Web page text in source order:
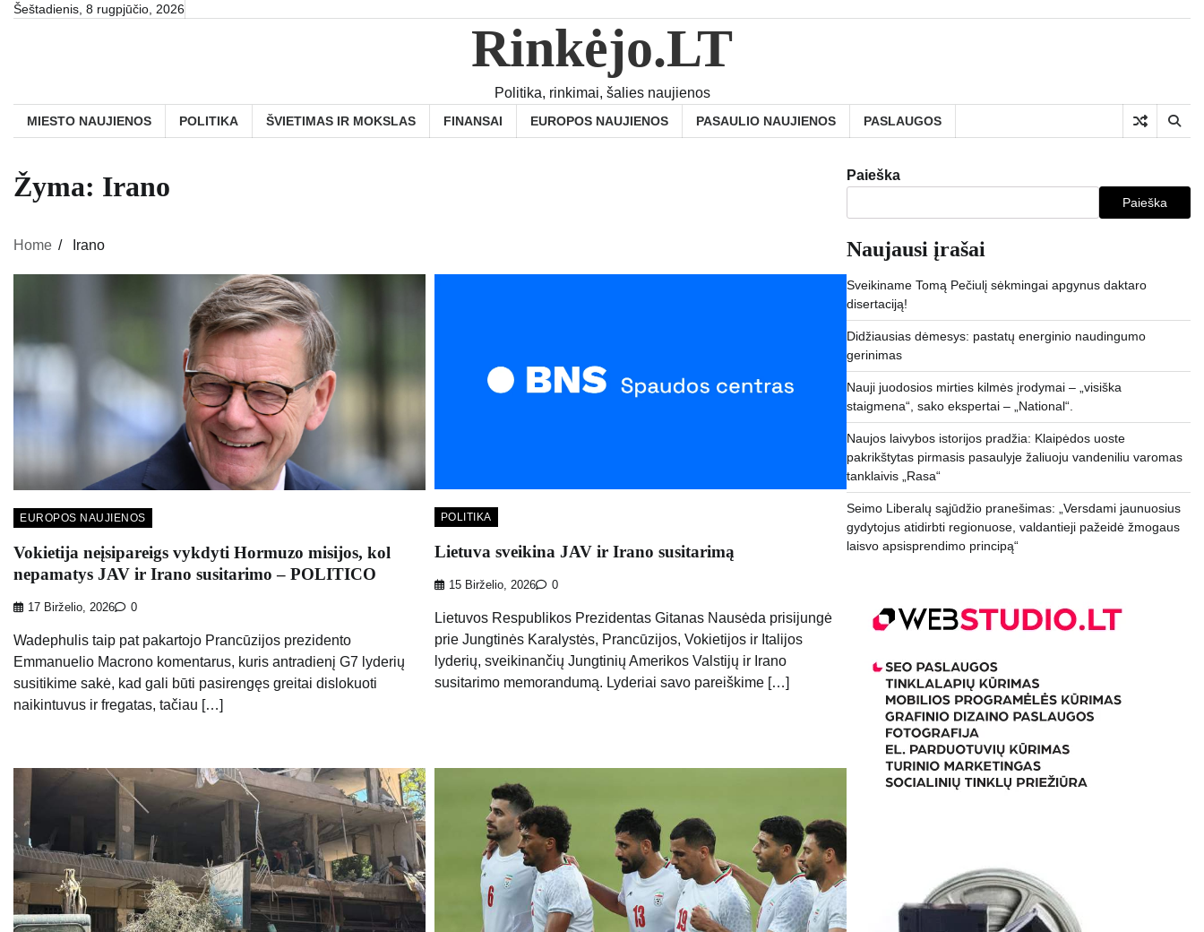
SkipŠeštadienis, 8 rugpjūčio, 2026
Rinkėjo.LT
Politika, rinkimai, šalies naujienos
MIESTO NAUJIENOS POLITIKA ŠVIETIMAS IR MOKSLAS FINANSAI EUROPOS NAUJIENOS PASAULIO NAUJIENOS PASLAUGOS
Žyma: Irano
Home Irano
EUROPOS NAUJIENOS
Vokietija neįsipareigs vykdyti Hormuzo misijos, kol
nepamatys JAV ir Irano susitarimo – POLITICO
17 Birželio, 2026 0
Wadephulis taip pat pakartojo Prancūzijos prezidento
Emmanuelio Macrono komentarus, kuris antradienį G7 lyderių
susitikime sakė, kad gali būti pasirengęs greitai dislokuoti
naikintuvus ir fregatas, tačiau […]
POLITIKA
Lietuva sveikina JAV ir Irano susitarimą
15 Birželio, 2026 0
Lietuvos Respublikos Prezidentas Gitanas Nausėda prisijungė
prie Jungtinės Karalystės, Prancūzijos, Vokietijos ir Italijos
lyderių, sveikinančių Jungtinių Amerikos Valstijų ir Irano
susitarimo memorandumą. Lyderiai savo pareiškime […]
Paieška
Paieška
Naujausi įrašai
Sveikiname Tomą Pečiulį sėkmingai apgynus daktaro
disertaciją!
Didžiausias dėmesys: pastatų energinio naudingumo
gerinimas
Nauji juodosios mirties kilmės įrodymai – „visiška
staigmena“, sako ekspertai – „National“.
Naujos laivybos istorijos pradžia: Klaipėdos uoste
pakrikštytas pirmasis pasaulyje žaliuoju vandeniliu varomas
tanklaivis „Rasa“
Seimo Liberalų sąjūdžio pranešimas: „Versdami jaunuosius
gydytojus atidirbti regionuose, valdantieji pažeidė žmogaus
laisvo apsisprendimo principą“